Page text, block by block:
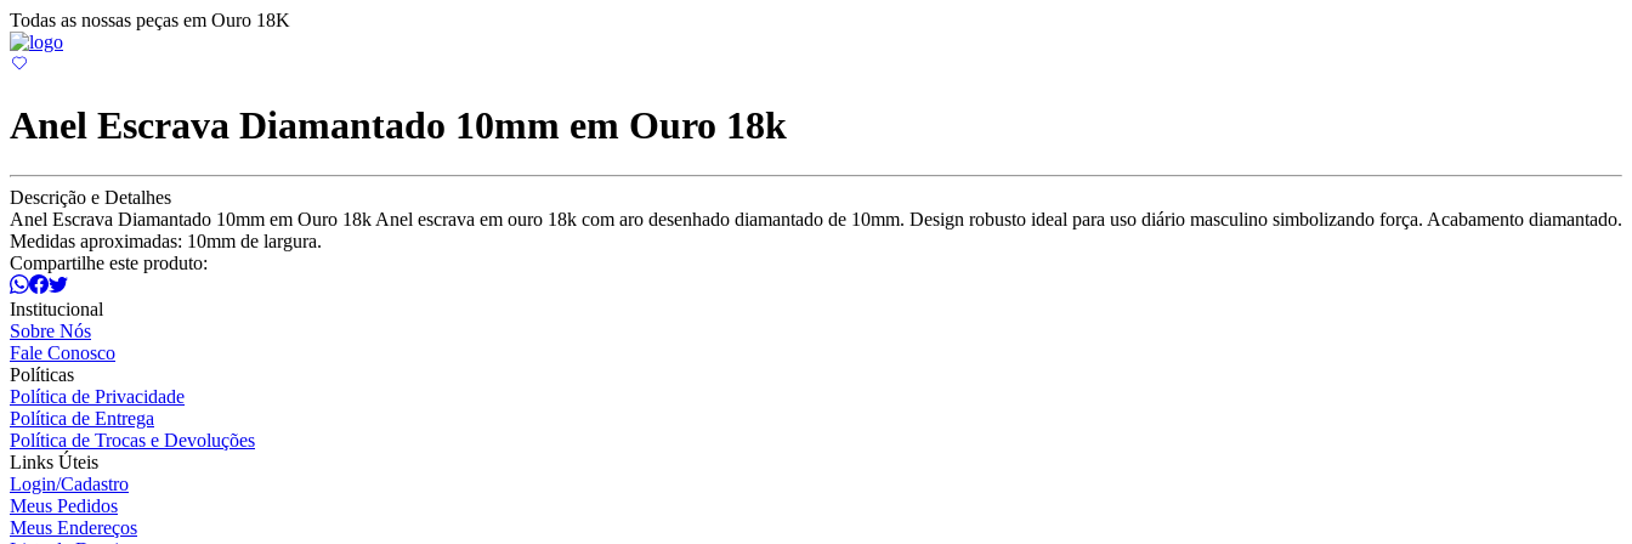
Todas as nossas peças em Ouro 18K
Anel Escrava Diamantado 10mm em Ouro 18k
Descrição e Detalhes
Anel Escrava Diamantado 10mm em Ouro 18k Anel escrava em ouro 18k com aro desenhado diamantado de 10mm. Design robusto ideal para uso diário masculino simbolizando força. Acabamento diamantado.
Medidas aproximadas: 10mm de largura.
Compartilhe este produto:
Institucional
Sobre Nós
Fale Conosco
Políticas
Política de Privacidade
Política de Entrega
Política de Trocas e Devoluções
Links Úteis
Login/Cadastro
Meus Pedidos
Meus Endereços